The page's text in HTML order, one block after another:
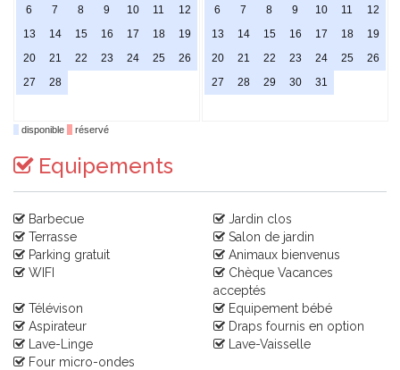
6
7 8 9 10 11
12
13
14 15 16 17 18
19
20
21 22 23 24 25
26
27
28
6
7 8 9 10 11
12
13
14 15 16 17 18
19
20
21 22 23 24 25
26
27
28 29 30 31
disponible réservé
Equipements
Barbecue
Jardin clos
Terrasse
Salon de jardin
Parking gratuit
Animaux bienvenus
WIFI
Chèque Vacances
acceptés
Télévison
Equipement bébé
Aspirateur
Draps fournis en option
Lave-Linge
Lave-Vaisselle
Four micro-ondes